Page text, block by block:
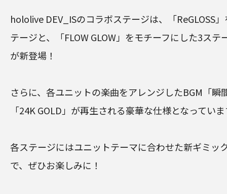
hololive DEV_ISのコラボステージは、「ReGLOSS
テージと、「FLOW GLOW」をモチーフにした3ス
が新登場！
さらに、各ユニットの楽曲をアレンジしたBGM「瞬
「24K GOLD」が再生される豪華な仕様となってい
各ステージにはユニットテーマに合わせた新ギミッ
で、ぜひお楽しみに！